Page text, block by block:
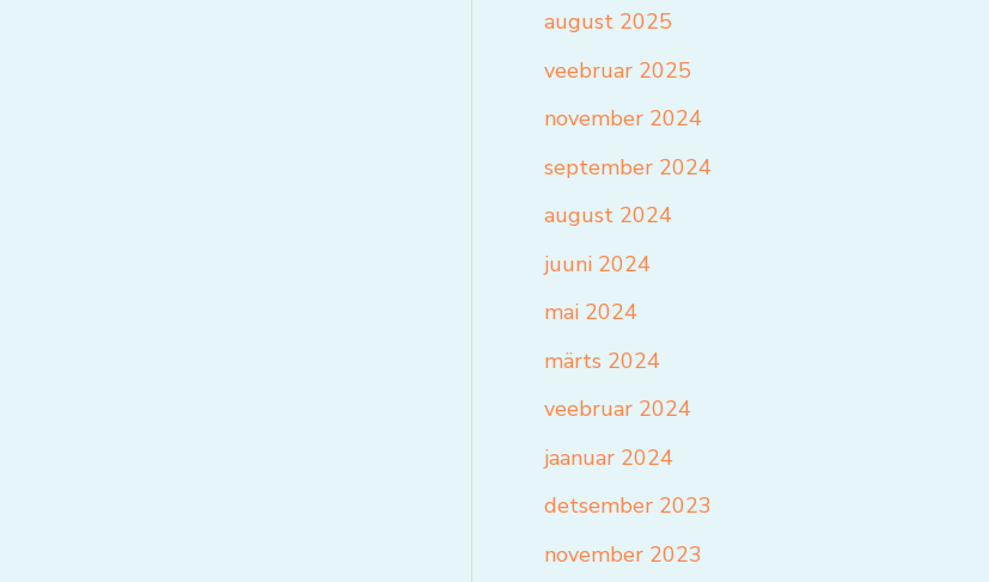
august 2025
veebruar 2025
november 2024
september 2024
august 2024
juuni 2024
mai 2024
märts 2024
veebruar 2024
jaanuar 2024
detsember 2023
november 2023